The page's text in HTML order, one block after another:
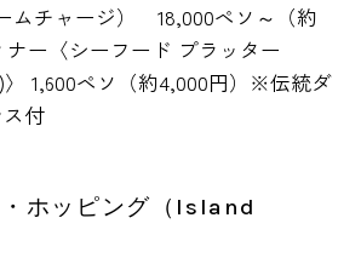
ムチャージ） 18,000ペソ～（約
ナー〈シーフード プラッター
〉 1,600ペソ（約4,000円）※伝統ダ
付
ホッピング（Island